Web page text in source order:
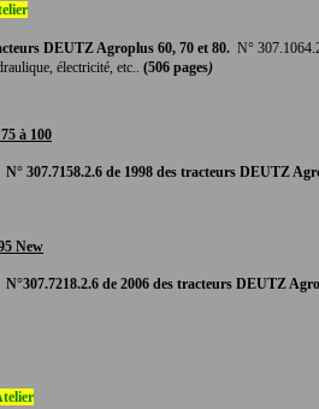
DEUTZ Agroplus 60, 70 et 80. N°
électricité, etc.. (506 pages)
à 100
N° 307.7158.2.6 de 1998 des tracteurs DEUTZ
New
N°307.7218.2.6 de 2006 des tracteurs DEUTZ